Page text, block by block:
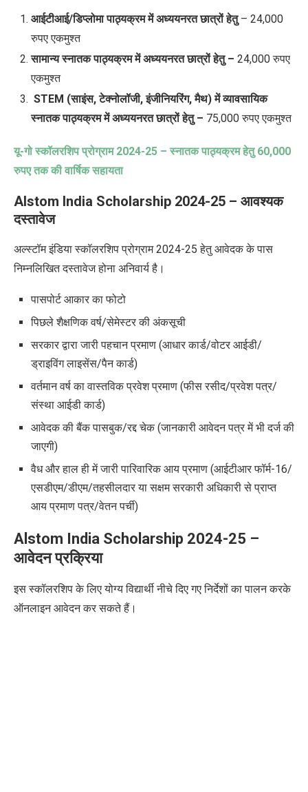
आईटीआई/डिप्लोमा पाठ्यक्रम में अध्ययनरत छात्रों हेतु– 24,000
रुपए एकमुश्त
सामान्य स्नातक पाठ्यक्रम में अध्ययनरत छात्रों हेतु – 24,000 रुपए
एकमुश्त
STEM (साइंस, टेक्नोलॉजी, इंजीनियरिंग, मैथ) में व्यावसायिक
स्नातक पाठ्यक्रम में अध्ययनरत छात्रों हेतु – 75,000 रुपए एकमुश्त
यू-गो स्कॉलरशिप प्रोग्राम 2024-25 – स्नातक पाठ्यक्रम हेतु 60,000
रुपए तक की वार्षिक सहायता
Alstom India Scholarship 2024-25 – आवश्यक
दस्तावेज
अल्स्टॉम इंडिया स्कॉलरशिप प्रोग्राम 2024-25 हेतु आवेदक के पास
निम्नलिखित दस्तावेज होना अनिवार्य है।
पासपोर्ट आकार का फोटो
पिछले शैक्षणिक वर्ष/सेमेस्टर की अंकसूची
सरकार द्वारा जारी पहचान प्रमाण (आधार कार्ड/वोटर आईडी/
ड्राइविंग लाइसेंस/पैन कार्ड)
वर्तमान वर्ष का वास्तविक प्रवेश प्रमाण (फीस रसीद/प्रवेश पत्र/
संस्था आईडी कार्ड)
आवेदक की बैंक पासबुक/रद्द चेक (जानकारी आवेदन पत्र में भी दर्ज की
जाएगी)
वैध और हाल ही में जारी पारिवारिक आय प्रमाण (आईटीआर फॉर्म-16/
एसडीएम/डीएम/तहसीलदार या सक्षम सरकारी अधिकारी से प्राप्त
आय प्रमाण पत्र/वेतन पर्ची)
Alstom India Scholarship 2024-25 –
आवेदन प्रक्रिया
इस स्कॉलरशिप के लिए योग्य विद्यार्थी नीचे दिए गए निर्देशों का पालन करके
ऑनलाइन आवेदन कर सकते हैं।